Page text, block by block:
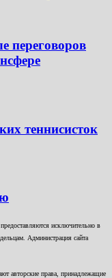
переговоров
теннисисток
исключительно в
Администрация сайта
авторские права, принадлежащие